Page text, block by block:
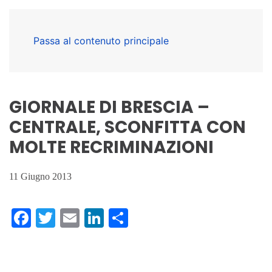
Passa al contenuto principale
GIORNALE DI BRESCIA –
CENTRALE, SCONFITTA CON
MOLTE RECRIMINAZIONI
11 Giugno 2013
Facebook
Twitter
EmailLinkedIn